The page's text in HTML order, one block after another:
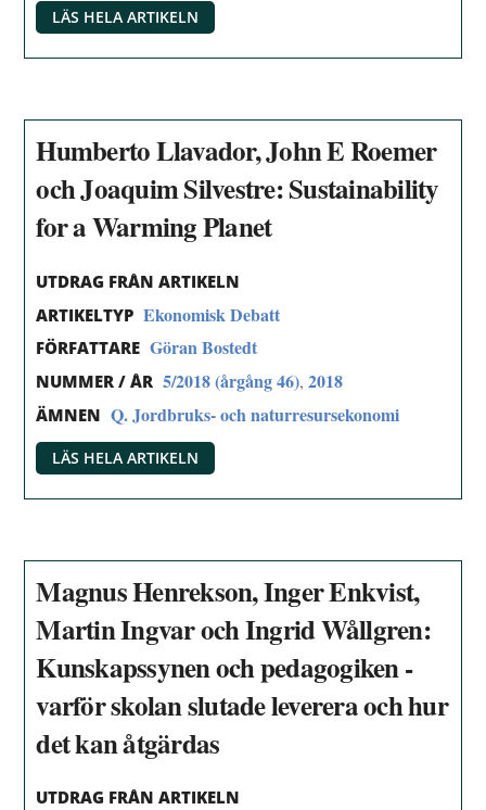
LÄS HELA ARTIKELN
Humberto Llavador, John E Roemer
och Joaquim Silvestre: Sustainability
for a Warming Planet
UTDRAG FRÅN ARTIKELN
ARTIKELTYP Ekonomisk Debatt
FÖRFATTARE Göran Bostedt
NUMMER / ÅR 5/2018 (årgång 46),2018
ÄMNEN Q. Jordbruks- och naturresursekonomi
LÄS HELA ARTIKELN
Magnus Henrekson, Inger Enkvist,
Martin Ingvar och Ingrid Wållgren:
Kunskapssynen och pedagogiken -
varför skolan slutade leverera och hur
det kan åtgärdas
UTDRAG FRÅN ARTIKELN